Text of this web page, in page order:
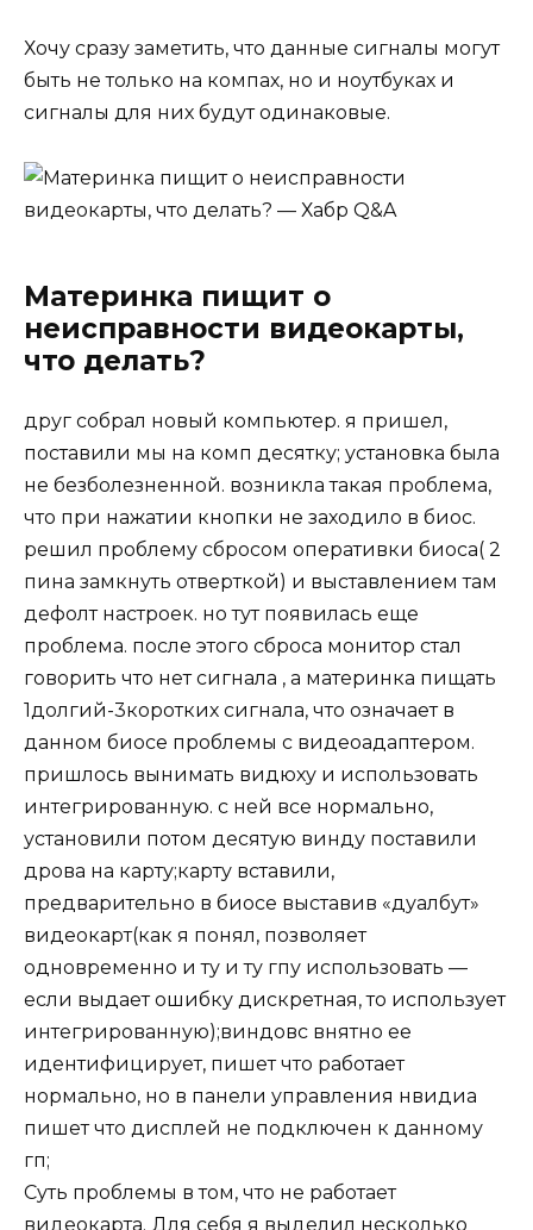
Хочу сразу заметить, что данные сигналы могут
быть не только на компах, но и ноутбуках и
сигналы для них будут одинаковые.
Материнка пищит о
неисправности видеокарты,
что делать?
друг собрал новый компьютер. я пришел,
поставили мы на комп десятку; установка была
не безболезненной. возникла такая проблема,
что при нажатии кнопки не заходило в биос.
решил проблему сбросом оперативки биоса( 2
пина замкнуть отверткой) и выставлением там
дефолт настроек. но тут появилась еще
проблема. после этого сброса монитор стал
говорить что нет сигнала , а материнка пищать
1долгий-3коротких сигнала, что означает в
данном биосе проблемы с видеоадаптером.
пришлось вынимать видюху и использовать
интегрированную. с ней все нормально,
установили потом десятую винду поставили
дрова на карту;карту вставили,
предварительно в биосе выставив «дуалбут»
видеокарт(как я понял, позволяет
одновременно и ту и ту гпу использовать —
если выдает ошибку дискретная, то использует
интегрированную);виндовс внятно ее
идентифицирует, пишет что работает
нормально, но в панели управления нвидиа
пишет что дисплей не подключен к данному
гп;
Суть проблемы в том, что не работает
видеокарта. Для себя я выделил несколько